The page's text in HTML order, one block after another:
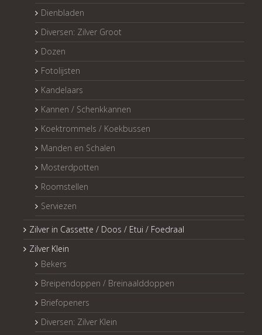
Dienbladen
Diversen: Zilver Groot
Dozen
Fotolijsten
Kandelaars
Kannen / Schenkkannen
Koektrommels / Koekbussen
Manden en Schalen
Mosterdpotten
Roomstellen
Serviezen
Zilver in Cassette / Doos / Etui / Foedraal
Zilver Klein
Bekers
Breipendoppen / Breinaalddoppen
Briefopeners
Diversen: Zilver Klein